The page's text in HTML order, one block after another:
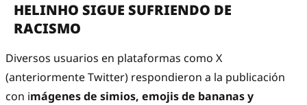
HELINHO SIGUE SUFRIENDO DE
RACISMO
Diversos usuarios en plataformas como X
(anteriormente Twitter) respondieron a la publicación
con imágenes de simios, emojis de bananas y